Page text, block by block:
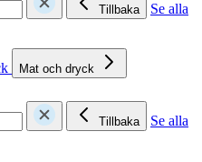
Tillbaka
Se alla
Mat och dryck
Tillbaka
Se alla